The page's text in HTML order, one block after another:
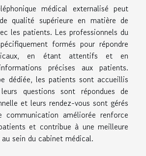
médical externalisé peut
qualité supérieure en matière de
les patients. Les professionnels du
formés pour répondre
en étant attentifs et en
précises aux patients.
dédiée, les patients sont accueillis
leurs questions sont répondues de
et leurs rendez-vous sont gérés
communication améliorée renforce
et contribue à une meilleure
sein du cabinet médical.